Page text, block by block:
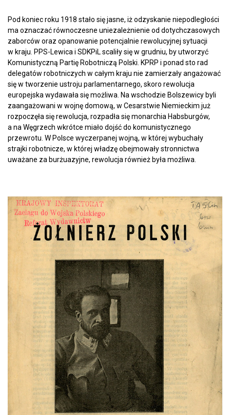
Pod koniec roku 1918 stało się jasne, iż odzyskanie niepodległości
ma oznaczać równoczesne uniezależnienie od dotychczasowych
zaborców oraz opanowanie potencjalnie rewolucyjnej sytuacji
w kraju. PPS-Lewica i SDKPiL scaliły się w grudniu, by utworzyć
Komunistyczną Partię Robotniczą Polski. KPRP i ponad sto rad
delegatów robotniczych w całym kraju nie zamierzały angażować
się w tworzenie ustroju parlamentarnego, skoro rewolucja
europejska wydawała się możliwa. Na wschodzie Bolszewicy byli
zaangażowani w wojnę domową, w Cesarstwie Niemieckim już
rozpoczęła się rewolucja, rozpadła się monarchia Habsburgów,
a na Węgrzech wkrótce miało dojść do komunistycznego
przewrotu. W Polsce wyczerpanej wojną, w której wybuchały
strajki robotnicze, w której władzę obejmowały stronnictwa
uważane za burżuazyjne, rewolucja również była możliwa.